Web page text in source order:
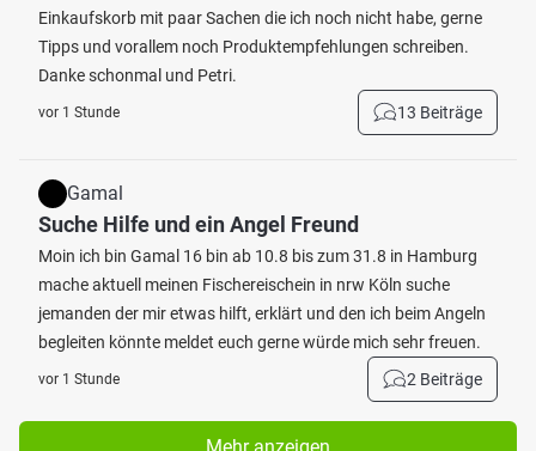
Einkaufskorb mit paar Sachen die ich noch nicht habe, gerne
Tipps und vorallem noch Produktempfehlungen schreiben.
Danke schonmal und Petri.
vor 1 Stunde 13 Beiträge
Gamal
Suche Hilfe und ein Angel Freund
Moin ich bin Gamal 16 bin ab 10.8 bis zum 31.8 in Hamburg
mache aktuell meinen Fischereischein in nrw Köln suche
jemanden der mir etwas hilft, erklärt und den ich beim Angeln
begleiten könnte meldet euch gerne würde mich sehr freuen.
vor 1 Stunde 2 Beiträge